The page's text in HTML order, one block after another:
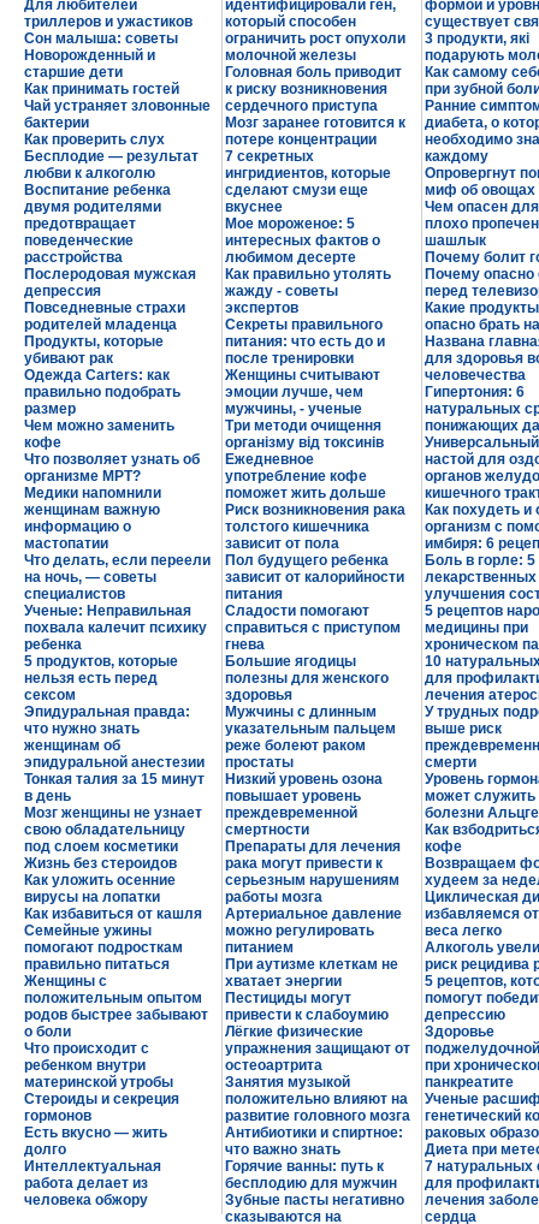
Для любителей
триллеров и ужастиков
Сон малыша: советы
Новорожденный и
старшие дети
Как принимать гостей
Чай устраняет зловонные
бактерии
Как проверить слух
Бесплодие — результат
любви к алкоголю
Воспитание ребенка
двумя родителями
предотвращает
поведенческие
расстройства
Послеродовая мужская
депрессия
Повседневные страхи
родителей младенца
Продукты, которые
убивают рак
Одежда Carters: как
правильно подобрать
размер
Чем можно заменить
кофе
Что позволяет узнать об
организме МРТ?
Медики напомнили
женщинам важную
информацию о
мастопатии
Что делать, если переели
на ночь, — советы
специалистов
Ученые: Неправильная
похвала калечит психику
ребенка
5 продуктов, которые
нельзя есть перед
сексом
Эпидуральная правда:
что нужно знать
женщинам об
эпидуральной анестезии
Тонкая талия за 15 минут
в день
Мозг женщины не узнает
свою обладательницу
под слоем косметики
Жизнь без стероидов
Как уложить осенние
вирусы на лопатки
Как избавиться от кашля
Семейные ужины
помогают подросткам
правильно питаться
Женщины с
положительным опытом
родов быстрее забывают
о боли
Что происходит с
ребенком внутри
материнской утробы
Стероиды и секреция
гормонов
Есть вкусно — жить
долго
Интеллектуальная
работа делает из
человека обжору
идентифицировали ген,
который способен
ограничить рост опухоли
молочной железы
Головная боль приводит
к риску возникновения
сердечного приступа
Мозг заранее готовится к
потере концентрации
7 секретных
ингридиентов, которые
сделают смузи еще
вкуснее
Мое мороженое: 5
интересных фактов о
любимом десерте
Как правильно утолять
жажду - советы
экспертов
Секреты правильного
питания: что есть до и
после тренировки
Женщины считывают
эмоции лучше, чем
мужчины, - ученые
Три методи очищення
організму від токсинів
Ежедневное
употребление кофе
поможет жить дольше
Риск возникновения рака
толстого кишечника
зависит от пола
Пол будущего ребенка
зависит от калорийности
питания
Сладости помогают
справиться с приступом
гнева
Большие ягодицы
полезны для женского
здоровья
Мужчины с длинным
указательным пальцем
реже болеют раком
простаты
Низкий уровень озона
повышает уровень
преждевременной
смертности
Препараты для лечения
рака могут привести к
серьезным нарушениям
работы мозга
Артериальное давление
можно регулировать
питанием
При аутизме клеткам не
хватает энергии
Пестициды могут
привести к слабоумию
Лёгкие физические
упражнения защищают от
остеоартрита
Занятия музыкой
положительно влияют на
развитие головного мозга
Антибиотики и спиртное:
что важно знать
Горячие ванны: путь к
бесплодию для мужчин
Зубные пасты негативно
сказываются на
формой и
существует
3 продукти, які
подарують
Как самому
при зубной
Ранние
диабета, о
необходимо
каждому
Опровергнут
миф об овощах
Чем опасен
плохо
шашлык
Почему болит
Почему опасно
перед
Какие
опасно брать
Названа
для здоровья
человечества
Гипертония: 6
натуральных
понижающих
настой для
органов
кишечного
Как похудеть и
организм с
имбиря: 6
Боль в горле: 5
улучшения
5 рецептов
медицины при
хроническом
10
для
лечения
У трудных
выше риск
смерти
Уровень
может
болезни
Как
кофе
Возвращаем
худеем за
Циклическая
избавляемся
веса легко
Алкоголь
риск рецидива
5 рецептов,
помогут
депрессию
Здоровье
при
панкреатите
Ученые
генетический
раковых
Диета при
7 натуральных
для
лечения
сердца